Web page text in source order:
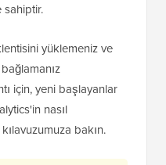
sahiptir.
yüklemeniz ve
için, yeni başlayanlar
nasıl
bakın.